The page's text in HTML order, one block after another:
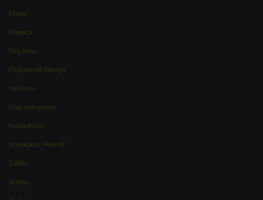
Moda
Música
Negócios
Objetos de Desejo
Sabores
Sem categoria
StatusKids
StatusKor World
TalKs
Tennis